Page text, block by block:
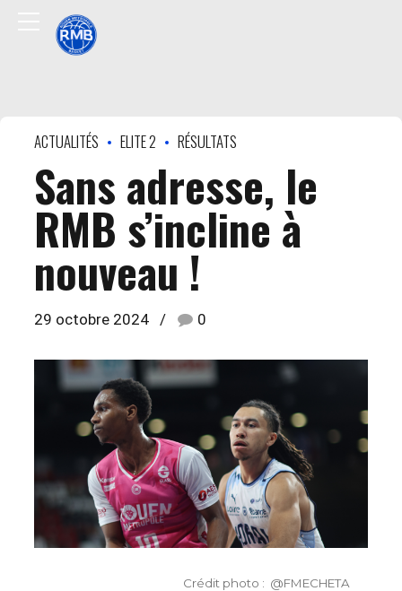
ACTUALITÉS ELITE 2 RÉSULTATS
Sans adresse, le
RMB s’incline à
nouveau !
29 octobre 2024 0
Crédit photo : @FMECHETA